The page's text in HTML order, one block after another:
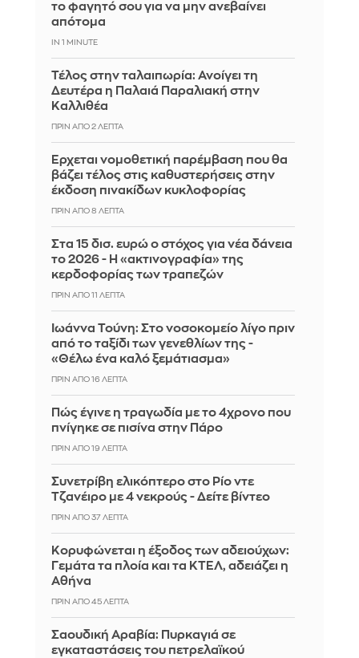
το φαγητό σου για να μην ανεβαίνει
απότομα
IN 1 MINUTE
Τέλος στην ταλαιπωρία: Ανοίγει τη
Δευτέρα η Παλαιά Παραλιακή στην
Καλλιθέα
ΠΡΙΝ ΑΠΌ 2 ΛΕΠΤΆ
Έρχεται νομοθετική παρέμβαση που θα
βάζει τέλος στις καθυστερήσεις στην
έκδοση πινακίδων κυκλοφορίας
ΠΡΙΝ ΑΠΌ 8 ΛΕΠΤΆ
Στα 15 δισ. ευρώ ο στόχος για νέα δάνεια
το 2026 - Η «ακτινογραφία» της
κερδοφορίας των τραπεζών
ΠΡΙΝ ΑΠΌ 11 ΛΕΠΤΆ
Ιωάννα Τούνη: Στο νοσοκομείο λίγο πριν
από το ταξίδι των γενεθλίων της -
«Θέλω ένα καλό ξεμάτιασμα»
ΠΡΙΝ ΑΠΌ 16 ΛΕΠΤΆ
Πώς έγινε η τραγωδία με το 4χρονο που
πνίγηκε σε πισίνα στην Πάρο
ΠΡΙΝ ΑΠΌ 19 ΛΕΠΤΆ
Συνετρίβη ελικόπτερο στο Ρίο ντε
Τζανέιρο με 4 νεκρούς - Δείτε βίντεο
ΠΡΙΝ ΑΠΌ 37 ΛΕΠΤΆ
Κορυφώνεται η έξοδος των αδειούχων:
Γεμάτα τα πλοία και τα ΚΤΕΛ, αδειάζει η
Αθήνα
ΠΡΙΝ ΑΠΌ 45 ΛΕΠΤΆ
Σαουδική Αραβία: Πυρκαγιά σε
εγκαταστάσεις του πετρελαϊκού